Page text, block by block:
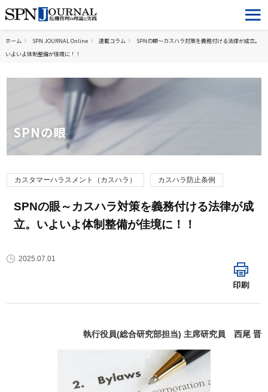
ホーム SPN JOURNAL Online 連載コラム
SPNの眼～カスハラ対策を義務付ける法律が成立。
いよいよ体制整備が佳境に！！
SPNの眼
カスタマーハラスメント（カスハラ） カスハラ防止条例
SPNの眼～カスハラ対策を義務付ける法律が成
立。いよいよ体制整備が佳境に！！
2025.07.01
印刷
執行役員(総合研究部担当) 主席研究員 西尾 晋